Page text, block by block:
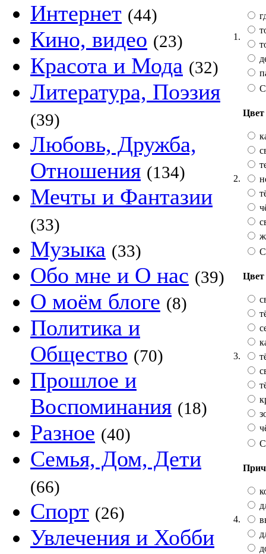
Интернет (44)
Кино, видео (23)
Красота и Мода (32)
Литература, Поэзия
(39)
Любовь, Дружба,
Отношения (134)
Мечты и Фантазии
(33)
Музыка (33)
Обо мне и О нас (39)
О моём блоге (8)
Политика и
Общество (70)
Прошлое и
Воспоминания (18)
Разное (40)
Семья, Дом, Дети
(66)
Спорт (26)
Увлечения и Хобби
1.
2.
Цвет
3.
Цвет
4.